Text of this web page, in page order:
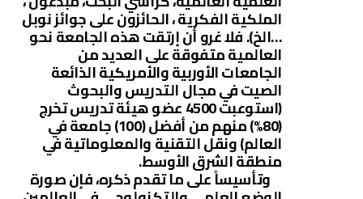
الملكية الفكرية ، الحائزون على جوائز نوبل
…الخ). فلا غرو أن إرتقت هذه الجامعة نحو
العالمية متفوقة على العديد من
الجامعات الأوربية والأمريكية الذائعة
الصيت في مجال التدريس والبحوث
(استوعبت 4500 عضو هيئة تدريس تخرج
(80%) منهم من أفضل (100) جامعة في
العالم) ونقل التقنية والمعلوماتية في
منطقة الشرق الأوسط.
وتأسيساً على ما تقدم ذكره، فإن صورة